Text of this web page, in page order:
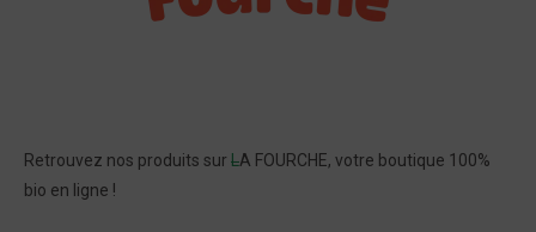
Retrouvez nos produits sur LA FOURCHE, votre boutique 100%
bio en ligne !